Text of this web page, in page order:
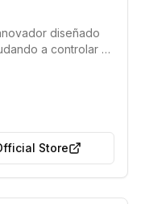
diseñado
a controlar el
de
Store